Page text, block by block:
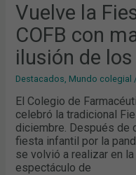
Vuelve la
COFB con
ilusión de
Destacados Mundo colegial
El Colegio de
celebró la tradicional
diciembre. Después de
fiesta infantil por la
se volvió a realizar en
espectáculo de